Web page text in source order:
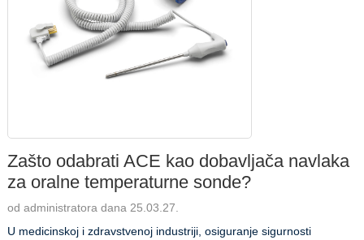
Zašto odabrati ACE kao dobavljača navlaka
za oralne temperaturne sonde?
od administratora dana 25.03.27.
U medicinskoj i zdravstvenoj industriji, osiguranje sigurnosti